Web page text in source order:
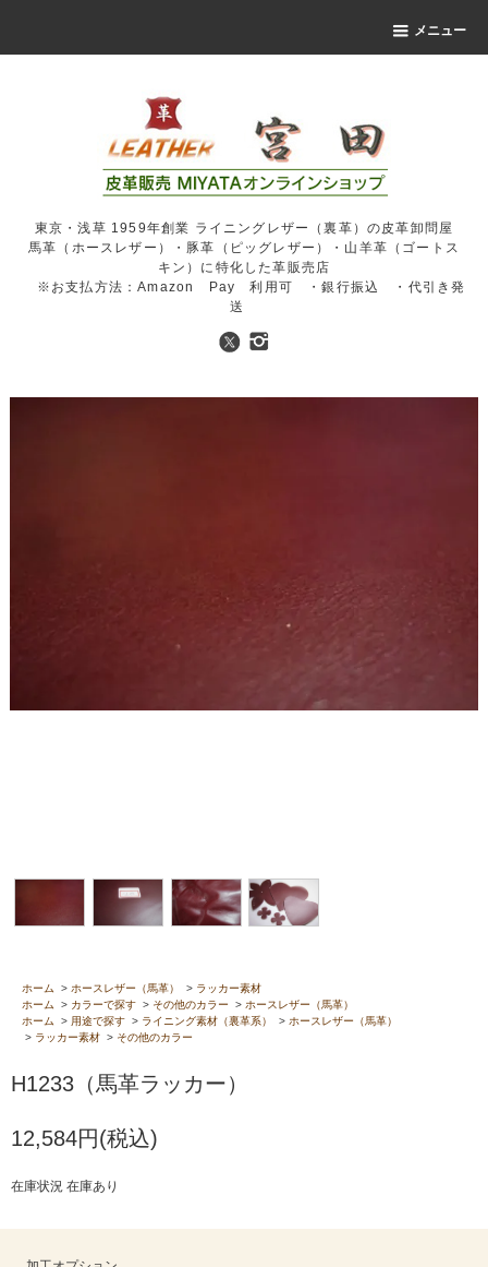
メニュー
東京・浅草 1959年創業 ライニングレザー（裏革）の皮革卸問屋
馬革（ホースレザー）・豚革（ピッグレザー）・山羊革（ゴートス
キン）に特化した革販売店
※お支払方法：Amazon Pay 利用可 ・銀行振込 ・代引き発
送
ホーム > ホースレザー（馬革） > ラッカー素材
ホーム
> カラーで探す > その他のカラー > ホースレザー（馬革）
ホーム
> 用途で探す > ライニング素材（裏革系） > ホースレザー（馬革）
> ラッカー素材 > その他のカラー
H1233（馬革ラッカー）
12,584円(税込)
在庫状況 在庫あり